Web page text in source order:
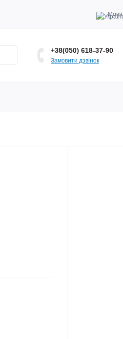
Мова
+38(050) 618-37-90
Замовити дзвінок